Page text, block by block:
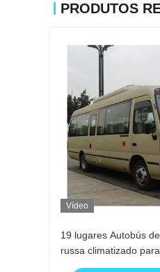
Vídeo
19 lugares Autobús
russa climatizado
transporte de